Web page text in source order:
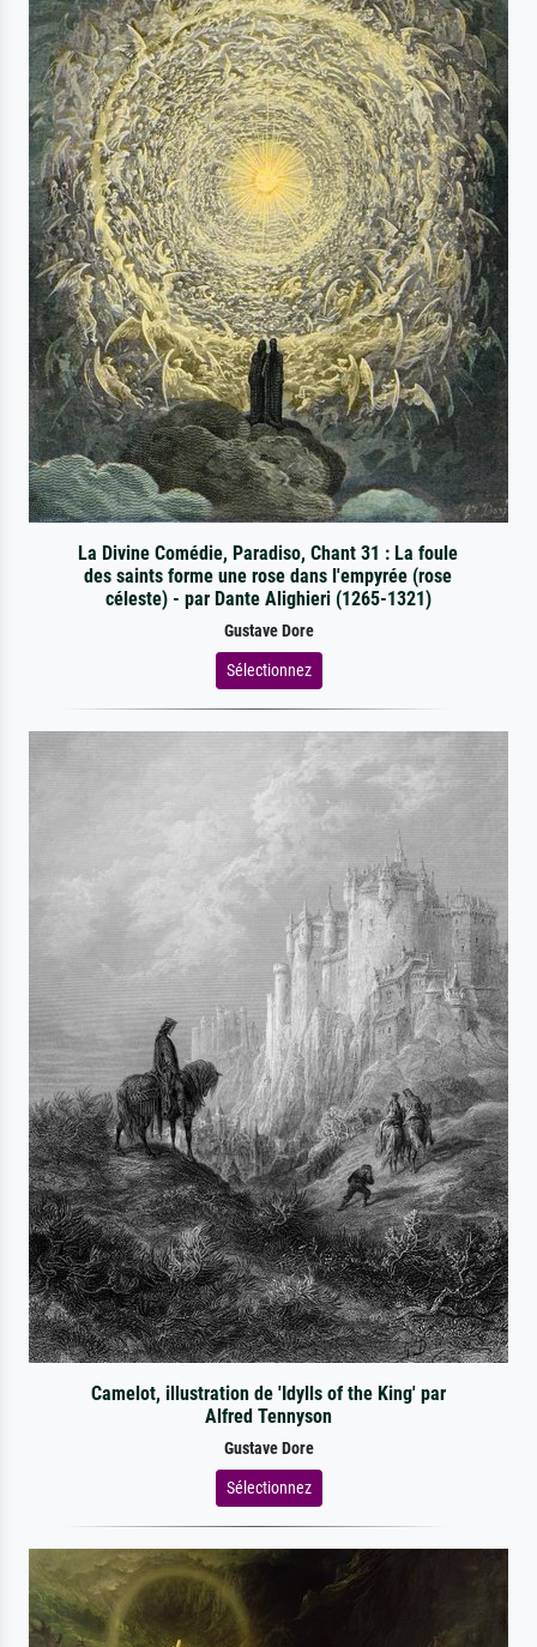
La Divine Comédie, Paradiso, Chant 31 : La foule
des saints forme une rose dans l'empyrée (rose
céleste) - par Dante Alighieri (1265-1321)
Gustave Dore
Sélectionnez
Camelot, illustration de 'Idylls of the King' par
Alfred Tennyson
Gustave Dore
Sélectionnez